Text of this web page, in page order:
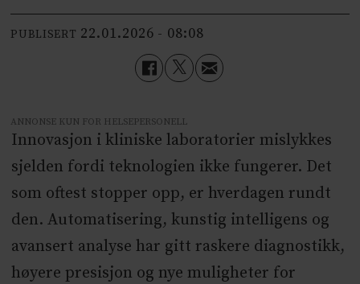
PUBLISERT 22.01.2026 - 08:08
ANNONSE KUN FOR HELSEPERSONELL
Innovasjon i kliniske laboratorier mislykkes
sjelden fordi teknologien ikke fungerer. Det
som oftest stopper opp, er hverdagen rundt
den. Automatisering, kunstig intelligens og
avansert analyse har gitt raskere diagnostikk,
høyere presisjon og nye muligheter for